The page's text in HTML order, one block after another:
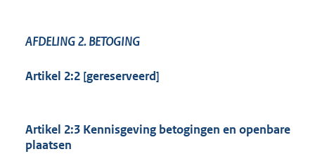
AFDELING 2.BETOGING
Artikel 2:2 [gereserveerd]
Artikel 2:3 Kennisgeving betogingen en openbare
plaatsen